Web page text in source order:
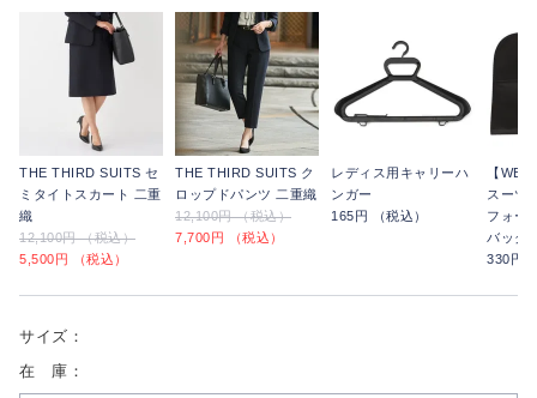
THE THIRD SUITS セ
ミタイトスカート 二重
織
12,100円 （税込）
5,500円 （税込）
THE THIRD SUITS ク
ロップドパンツ 二重織
12,100円 （税込）
7,700円 （税込）
レディス用キャリーハ
ンガー
165円 （税込）
【
スーツ
フォー
バッグ
330円
サイズ：
在 庫：